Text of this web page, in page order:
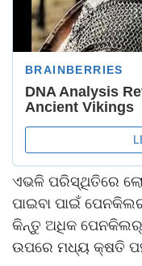
ଏଭଳି ପରିସ୍ଥିତିରେ
ପାଇବା ପାଇଁ
କିନ୍ତୁ ଅଧିକ
ଉପରେ ମଧ୍ୟ କ୍ଷତି